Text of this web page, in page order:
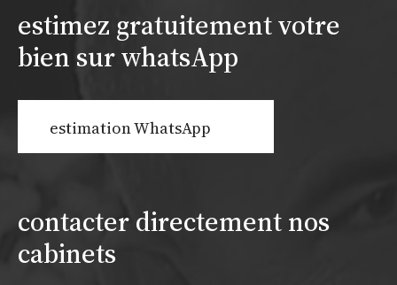
estimez gratuitement votre
bien sur whatsApp
estimation WhatsApp
contacter directement nos
cabinets